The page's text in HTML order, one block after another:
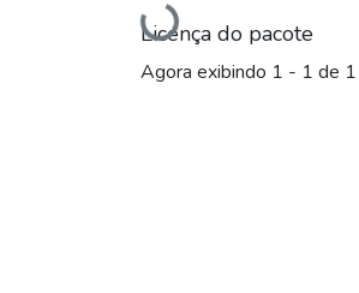
Carregando...
Licença do pacote
Agora exibindo 1 - 1 de 1